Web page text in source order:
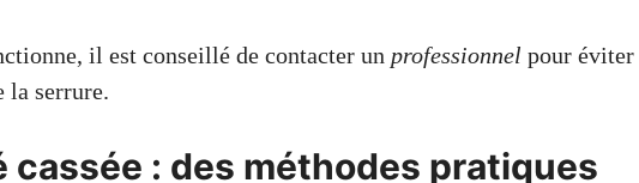
il est conseillé de contacter un professionnel pour éviter
la serrure.
cassée : des méthodes pratiques